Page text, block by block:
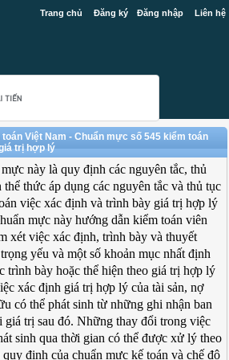
Trang chủ Đăng ký Đăng nhập Liên hệ
Việt Nam - Chuẩn mực số 545 kiểm toán
trị hợp lý
này là quy định các nguyên tắc, thủ
thức áp dụng các nguyên tắc và thủ tục
việc xác định và trình bày giá trị hợp lý
mực này hướng dẫn kiểm toán viên
xét việc xác định, trình bày và thuyết
yếu và một số khoản mục nhất định
trình bày hoặc thể hiện theo giá trị hợp lý
xác định giá trị hợp lý của tài sản, nợ
có thể phát sinh từ những ghi nhận ban
giá trị sau đó. Những thay đổi trong việc
sinh qua thời gian có thể được xử lý theo
quy định của chuẩn mực kế toán và chế độ